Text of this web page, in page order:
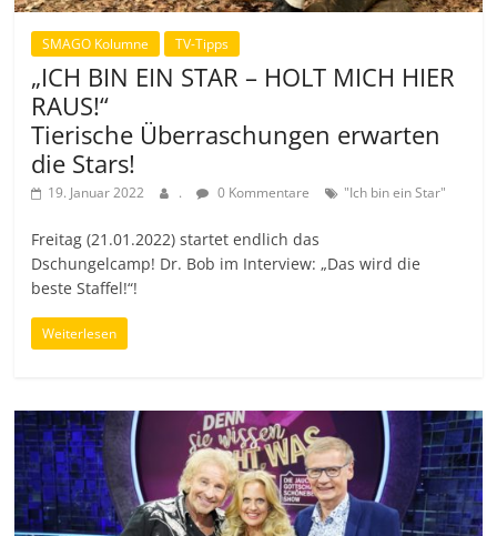
SMAGO Kolumne TV-Tipps
„ICH BIN EIN STAR – HOLT MICH HIER
RAUS!“
Tierische Überraschungen erwarten
die Stars!
19. Januar 2022 . 0 Kommentare "Ich bin ein Star"
Freitag (21.01.2022) startet endlich das
Dschungelcamp! Dr. Bob im Interview: „Das wird die
beste Staffel!“!
Weiterlesen